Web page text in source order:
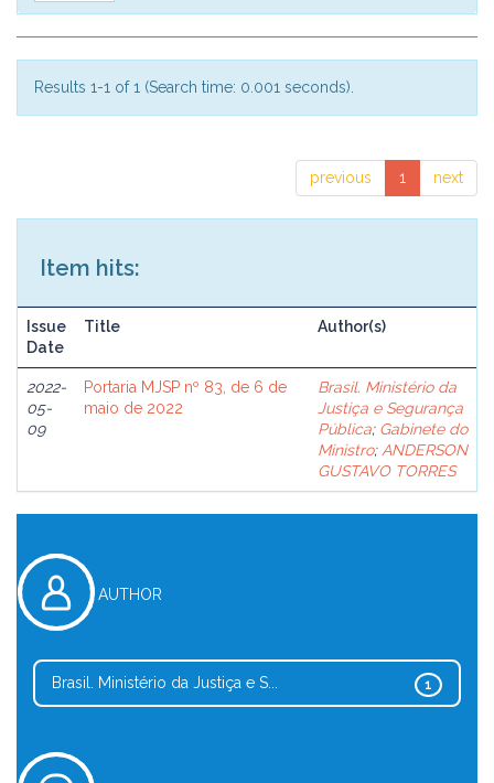
Results 1-1 of 1 (Search time: 0.001 seconds).
previous 1 next
Item hits:
Issue
Date
Title Author(s)
2022-
05-
09
Portaria MJSP nº 83, de 6 de
maio de 2022
Brasil. Ministério da
Justiça e Segurança
Pública; Gabinete do
Ministro; ANDERSON
GUSTAVO TORRES
AUTHOR
1
Brasil. Ministério da Justiça e S...